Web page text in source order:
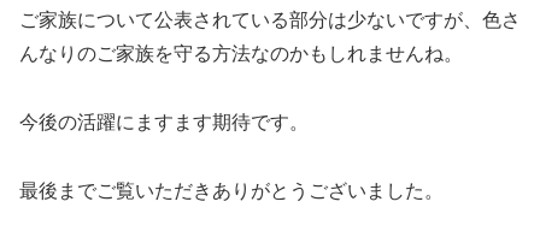
ご家族について公表されている部分は少ないですが、色さ
んなりのご家族を守る方法なのかもしれませんね。
今後の活躍にますます期待です。
最後までご覧いただきありがとうございました。